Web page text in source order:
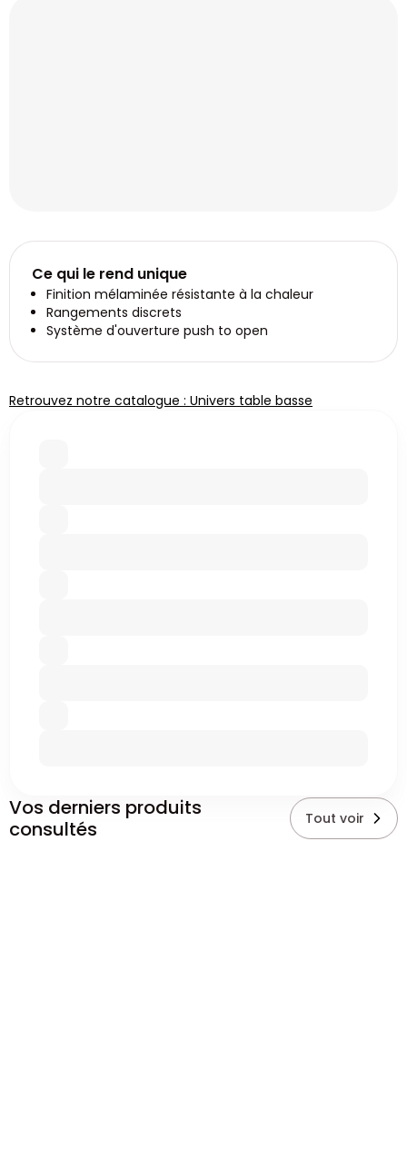
Ce qui le rend unique
Finition mélaminée résistante à la chaleur
Rangements discrets
Système d'ouverture push to open
Retrouvez notre catalogue : Univers table basse
Vos derniers produits
consultés
Tout voir